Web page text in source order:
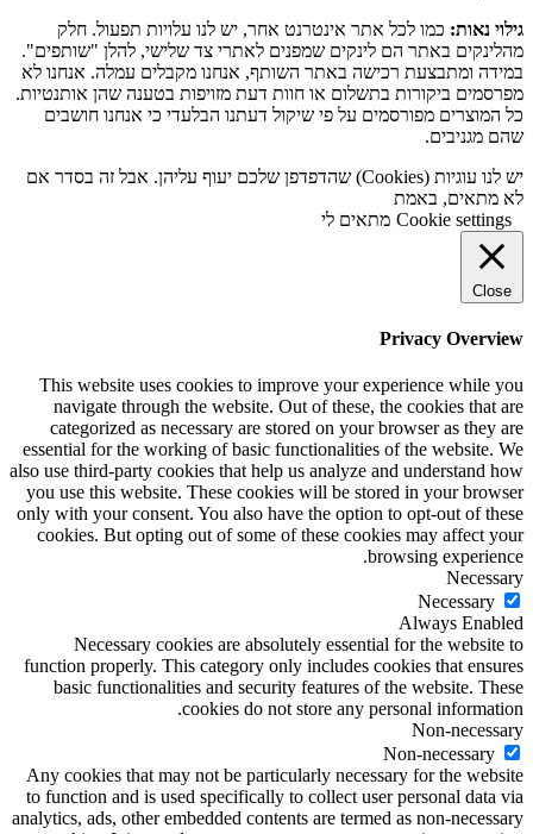
גילוי נאות: כמו לכל אתר אינטרנט אחר, יש לנו עלויות תפעול. חלק
מהלינקים באתר הם לינקים שמפנים לאתרי צד שלישי, להלן "שותפים".
במידה ומתבצעת רכישה באתר השותף, אנחנו מקבלים עמלה. אנחנו לא
מפרסמים ביקורות בתשלום או חוות דעת מזויפות בטענה שהן אותנטיות.
כל המוצרים מפורסמים על פי שיקול דעתנו הבלעדי כי אנחנו חושבים
שהם מגניבים.
יש לנו עוגיות (Cookies) שהדפדפן שלכם יעוף עליהן. אבל זה בסדר אם
לא מתאים, באמת
Cookie settings מתאים לי
Close
Privacy Overview
This website uses cookies to improve your experience while you
navigate through the website. Out of these, the cookies that are
categorized as necessary are stored on your browser as they are
essential for the working of basic functionalities of the website. We
also use third-party cookies that help us analyze and understand how
you use this website. These cookies will be stored in your browser
only with your consent. You also have the option to opt-out of these
cookies. But opting out of some of these cookies may affect your
browsing experience.
Necessary
Necessary
Always Enabled
Necessary cookies are absolutely essential for the website to
function properly. This category only includes cookies that ensures
basic functionalities and security features of the website. These
cookies do not store any personal information.
Non-necessary
Non-necessary
Any cookies that may not be particularly necessary for the website
to function and is used specifically to collect user personal data via
analytics, ads, other embedded contents are termed as non-necessary